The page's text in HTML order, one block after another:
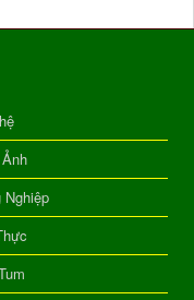
Nghiệp